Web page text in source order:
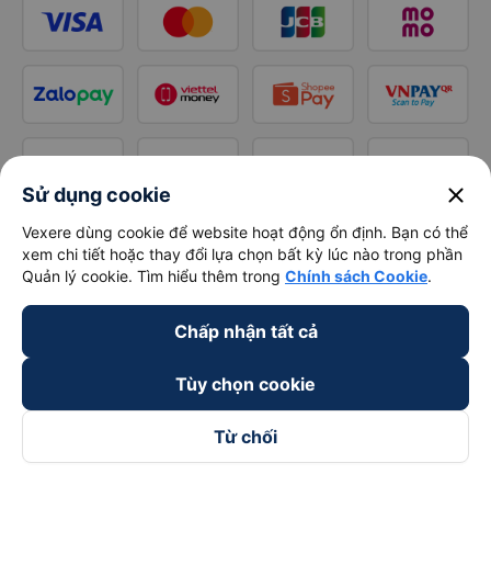
Sử dụng cookie close
Vexere dùng cookie để website hoạt động ổn định. Bạn có thể
xem chi tiết hoặc thay đổi lựa chọn bất kỳ lúc nào trong phần
Quản lý cookie. Tìm hiểu thêm trong Chính sách Cookie.
Chấp nhận tất cả
Tùy chọn cookie
Từ chối